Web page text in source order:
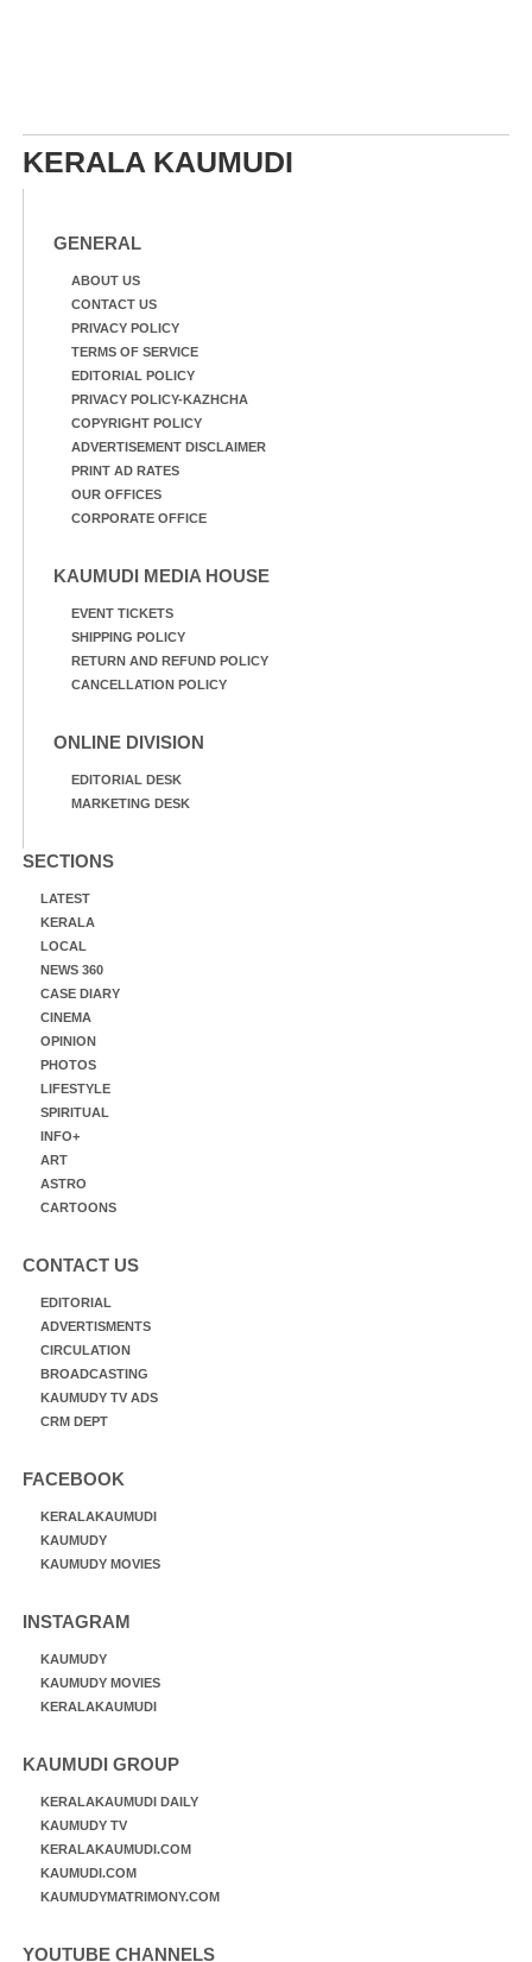
KERALA KAUMUDI
GENERAL
ABOUT US
CONTACT US
PRIVACY POLICY
TERMS OF SERVICE
EDITORIAL POLICY
PRIVACY POLICY-KAZHCHA
COPYRIGHT POLICY
ADVERTISEMENT DISCLAIMER
PRINT AD RATES
OUR OFFICES
CORPORATE OFFICE
KAUMUDI MEDIA HOUSE
EVENT TICKETS
SHIPPING POLICY
RETURN AND REFUND POLICY
CANCELLATION POLICY
ONLINE DIVISION
EDITORIAL DESK
MARKETING DESK
SECTIONS
LATEST
KERALA
LOCAL
NEWS 360
CASE DIARY
CINEMA
OPINION
PHOTOS
LIFESTYLE
SPIRITUAL
INFO+
ART
ASTRO
CARTOONS
CONTACT US
EDITORIAL
ADVERTISMENTS
CIRCULATION
BROADCASTING
KAUMUDY TV ADS
CRM DEPT
FACEBOOK
KERALAKAUMUDI
KAUMUDY
KAUMUDY MOVIES
INSTAGRAM
KAUMUDY
KAUMUDY MOVIES
KERALAKAUMUDI
KAUMUDI GROUP
KERALAKAUMUDI DAILY
KAUMUDY TV
KERALAKAUMUDI.COM
KAUMUDI.COM
KAUMUDYMATRIMONY.COM
YOUTUBE CHANNELS